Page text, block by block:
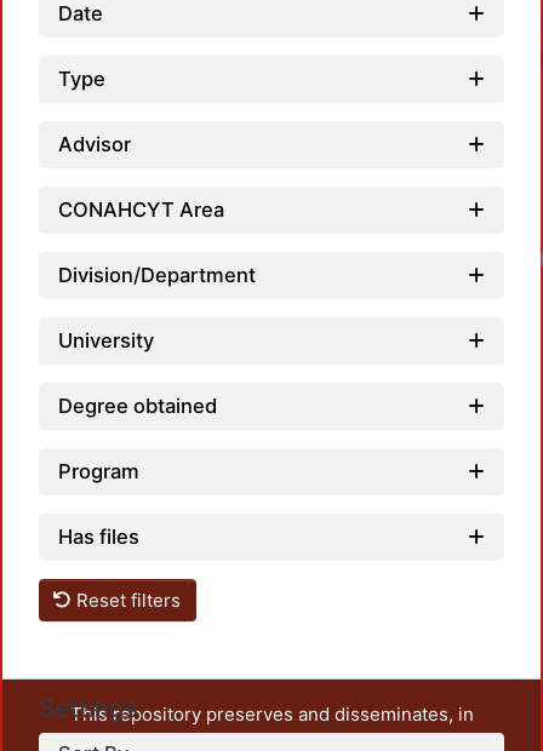
Date
Type
Advisor
CONAHCYT Area
Division/Department
University
Degree obtained
Program
Has files
Reset filters
Settings
This repository preserves and disseminates, in
unrestricted open access, the teaching and research